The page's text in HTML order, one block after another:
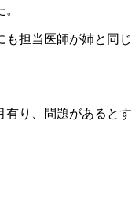
担当医師が姉と同じ
り、問題があると